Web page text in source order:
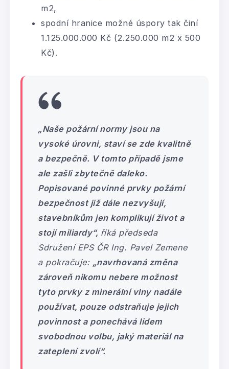
m2,
spodní hranice možné úspory tak činí
1.125.000.000 Kč (2.250.000 m2 x 500
Kč).
„Naše požární normy jsou na
vysoké úrovni, staví se zde kvalitně
a bezpečně. V tomto případě jsme
ale zašli zbytečně daleko.
Popisované povinné prvky požární
bezpečnost již dále nezvyšují,
stavebníkům jen komplikují život a
stojí miliardy“, říká předseda
Sdružení EPS ČR Ing. Pavel Zemene
a pokračuje: „navrhovaná změna
zároveň nikomu nebere možnost
tyto prvky z minerální vlny nadále
používat, pouze odstraňuje jejich
povinnost a ponechává lidem
svobodnou volbu, jaký materiál na
zateplení zvolí“.